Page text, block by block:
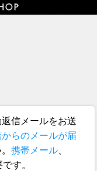
信メールをお送
からのメールが届
携帯メール、
す。